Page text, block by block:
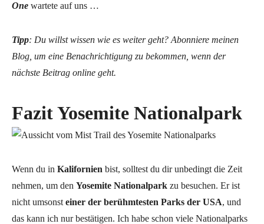
One wartete auf uns …
Tipp: Du willst wissen wie es weiter geht? Abonniere meinen
Blog, um eine Benachrichtigung zu bekommen, wenn der
nächste Beitrag online geht.
Fazit Yosemite Nationalpark
Wenn du in Kalifornien bist, solltest du dir unbedingt die Zeit
nehmen, um den Yosemite Nationalpark zu besuchen. Er ist
nicht umsonst einer der berühmtesten Parks der USA, und
das kann ich nur bestätigen. Ich habe schon viele Nationalparks